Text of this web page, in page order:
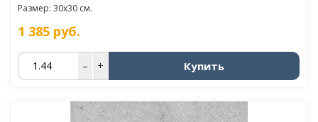
Размер: 30x30 см.
1 385 руб.
– + Купить